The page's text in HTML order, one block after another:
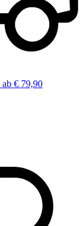
ab € 79,90